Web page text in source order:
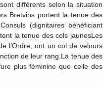
différents selon la situation
Bretvins portent la tenue des
(dignitaires bénéficiant
la tenue des cols jaunesLes
l’Ordre, ont un col de velours
de leur rang.La tenue des
plus féminine que celle des